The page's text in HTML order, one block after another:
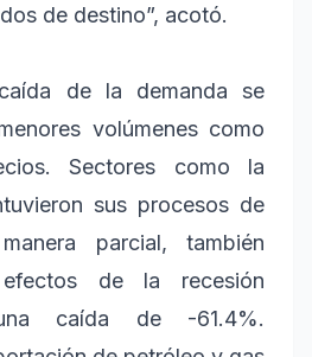
de destino”, acotó.
de la demanda se
volúmenes como
Sectores como la
sus procesos de
parcial, también
de la recesión
caída de -61.4%.